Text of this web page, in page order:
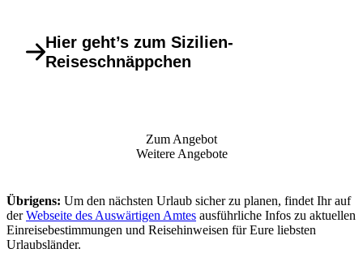
Hier geht’s zum Sizilien-
Reiseschnäppchen
Zum Angebot
Weitere Angebote
Übrigens: Um den nächsten Urlaub sicher zu planen, findet Ihr auf
derWebseite des Auswärtigen Amtes ausführliche Infos zu aktuellen
Einreisebestimmungen und Reisehinweisen für Eure liebsten
Urlaubsländer.